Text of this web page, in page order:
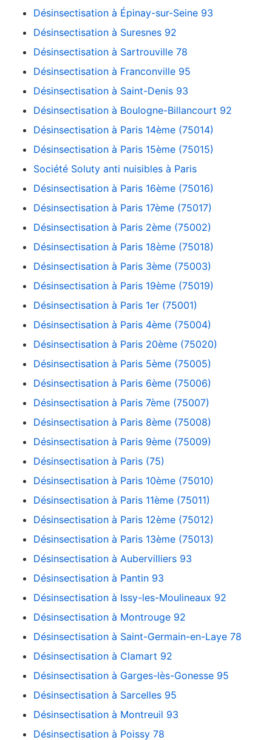
Désinsectisation à Épinay-sur-Seine 93
Désinsectisation à Suresnes 92
Désinsectisation à Sartrouville 78
Désinsectisation à Franconville 95
Désinsectisation à Saint-Denis 93
Désinsectisation à Boulogne-Billancourt 92
Désinsectisation à Paris 14ème (75014)
Désinsectisation à Paris 15ème (75015)
Société Soluty anti nuisibles à Paris
Désinsectisation à Paris 16ème (75016)
Désinsectisation à Paris 17ème (75017)
Désinsectisation à Paris 2ème (75002)
Désinsectisation à Paris 18ème (75018)
Désinsectisation à Paris 3ème (75003)
Désinsectisation à Paris 19ème (75019)
Désinsectisation à Paris 1er (75001)
Désinsectisation à Paris 4ème (75004)
Désinsectisation à Paris 20ème (75020)
Désinsectisation à Paris 5ème (75005)
Désinsectisation à Paris 6ème (75006)
Désinsectisation à Paris 7ème (75007)
Désinsectisation à Paris 8ème (75008)
Désinsectisation à Paris 9ème (75009)
Désinsectisation à Paris (75)
Désinsectisation à Paris 10ème (75010)
Désinsectisation à Paris 11ème (75011)
Désinsectisation à Paris 12ème (75012)
Désinsectisation à Paris 13ème (75013)
Désinsectisation à Aubervilliers 93
Désinsectisation à Pantin 93
Désinsectisation à Issy-les-Moulineaux 92
Désinsectisation à Montrouge 92
Désinsectisation à Saint-Germain-en-Laye 78
Désinsectisation à Clamart 92
Désinsectisation à Garges-lès-Gonesse 95
Désinsectisation à Sarcelles 95
Désinsectisation à Montreuil 93
Désinsectisation à Poissy 78